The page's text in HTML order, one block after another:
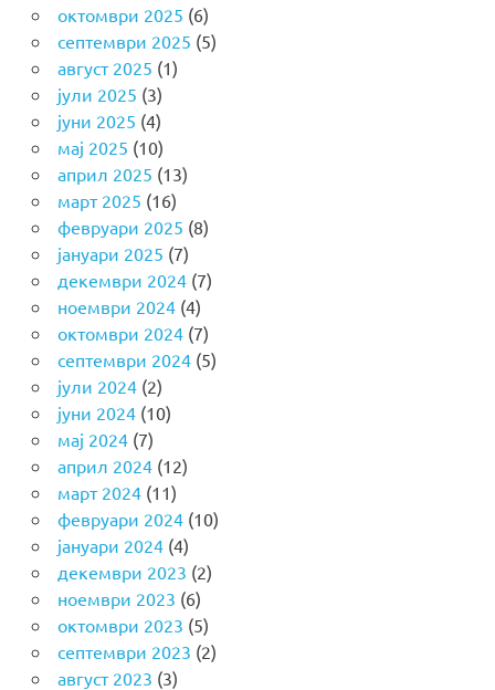
октомври 2025 (6)
септември 2025 (5)
август 2025 (1)
јули 2025 (3)
јуни 2025 (4)
мај 2025 (10)
април 2025 (13)
март 2025 (16)
февруари 2025 (8)
јануари 2025 (7)
декември 2024(7)
ноември 2024(4)
октомври 2024(7)
септември 2024(5)
јули 2024(2)
јуни 2024(10)
мај 2024(7)
април 2024(12)
март 2024(11)
февруари 2024(10)
јануари 2024(4)
декември 2023 (2)
ноември 2023 (6)
октомври 2023 (5)
септември 2023 (2)
август 2023 (3)